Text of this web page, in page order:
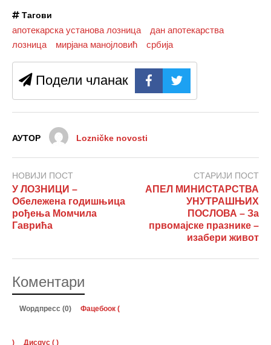
Тагови
апотекарска установа лозница
дан апотекарства
лозница
мирјана манојловић србија
Подели чланак
АУТОР Lozničke novosti
НОВИЈИ ПОСТ
У ЛОЗНИЦИ –
Обележена годишњица
рођења Момчила
Гаврића
СТАРИЈИ ПОСТ
АПЕЛ МИНИСТАРСТВА
УНУТРАШЊИХ
ПОСЛОВА – За
првомајске празнике –
изабери живот
Коментари
Wордпресс (0) Фацебоок (
) Дисqус ( )